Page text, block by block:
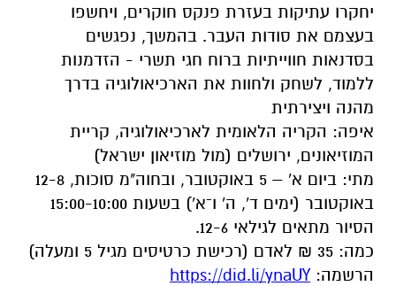
יחקרו עתיקות בעזרת פנקס חוקרים, ויחשפו
בעצמם את סודות העבר. בהמשך, נפגשים
בסדנאות חווייתיות ברוח חגי תשרי - הזדמנות
ללמוד, לשחק ולחוות את הארכיאולוגיה בדרך
מהנה ויצירתית
איפה: הקריה הלאומית לארכיאולוגיה, קריית
המוזיאונים, ירושלים (מול מוזיאון ישראל)
מתי: ביום א' – 5 באוקטובר, ובחוה"מ סוכות, 12-8
באוקטובר (ימים ד', ה' ו־א') בשעות 15:00-10:00
הסיור מתאים לגילאי 12-6.
כמה: 35 ₪ לאדם (רכישת כרטיסים מגיל 5 ומעלה)
הרשמה:https://did.li/ynaUY